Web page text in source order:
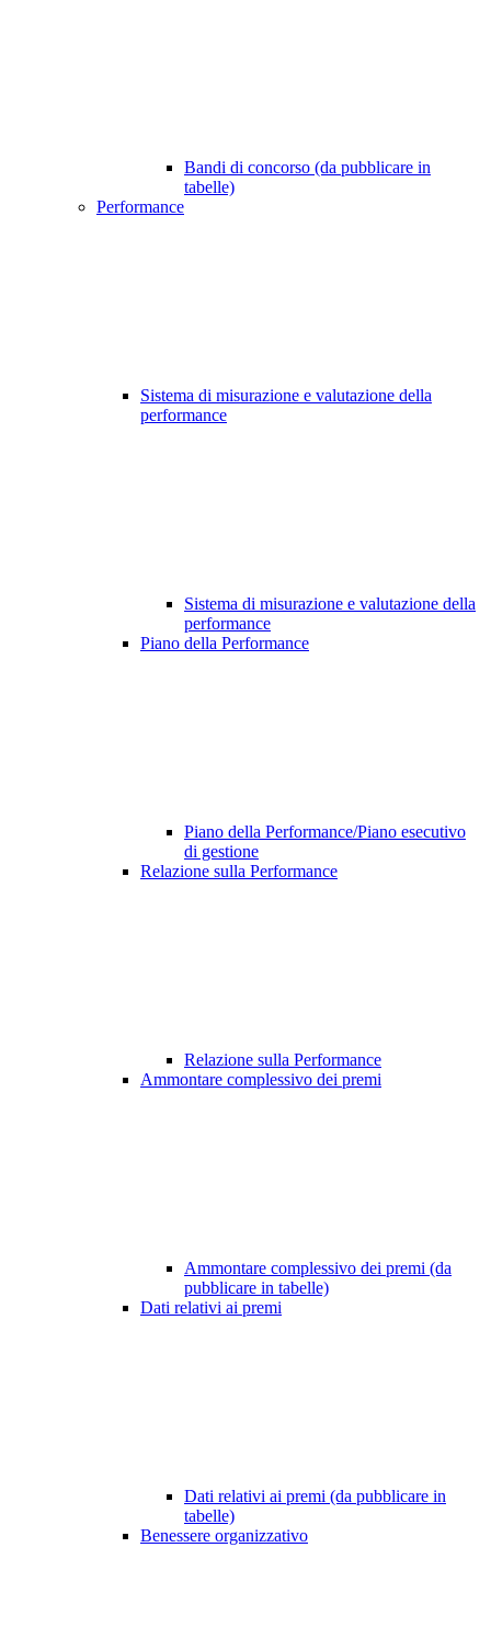
Bandi di concorso (da pubblicare in
tabelle)
Performance
Sistema di misurazione e valutazione della
performance
Sistema di misurazione e valutazione della
performance
Piano della Performance
Piano della Performance/Piano esecutivo
di gestione
Relazione sulla Performance
Relazione sulla Performance
Ammontare complessivo dei premi
Ammontare complessivo dei premi (da
pubblicare in tabelle)
Dati relativi ai premi
Dati relativi ai premi (da pubblicare in
tabelle)
Benessere organizzativo